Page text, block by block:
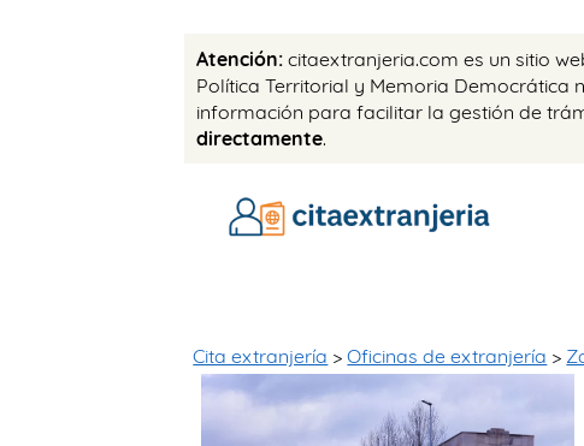
Atención: citaextranjeria.com es un sitio
Política Territorial y Memoria Democrática
información para facilitar la gestión de
directamente.
Cita extranjería >Oficinas de extranjería >